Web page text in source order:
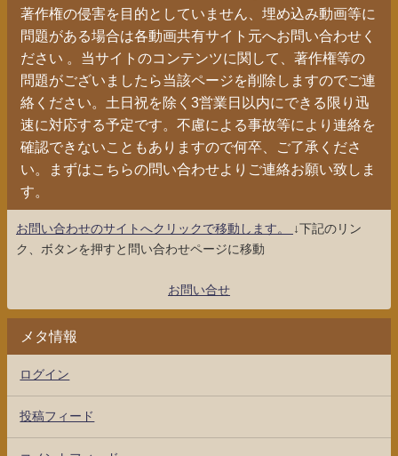
著作権の侵害を目的としていません、埋め込み動画等に
問題がある場合は各動画共有サイト元へお問い合わせく
ださい 。当サイトのコンテンツに関して、著作権等の
問題がございましたら当該ページを削除しますのでご連
絡ください。土日祝を除く3営業日以内にできる限り迅
速に対応する予定です。不慮による事故等により連絡を
確認できないこともありますので何卒、ご了承くださ
い。まずはこちらの問い合わせよりご連絡お願い致しま
す。
お問い合わせのサイトへクリックで移動します。
↓下記のリン
ク、ボタンを押すと問い合わせページに移動
お問い合せ
メタ情報
ログイン
投稿フィード